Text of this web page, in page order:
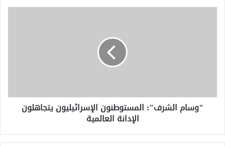
"وسام الشرف": المستوطنون الإسرائيليون يتجاهلون
الإدانة العالمية